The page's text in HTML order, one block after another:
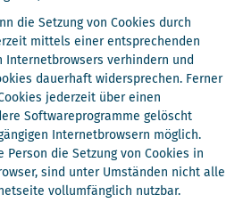
die Setzung von Cookies durch
mittels einer entsprechenden
Internetbrowsers verhindern und
dauerhaft widersprechen. Ferner
jederzeit über einen
Softwareprogramme gelöscht
Internetbrowsern möglich.
die Setzung von Cookies in
sind unter Umständen nicht alle
vollumfänglich nutzbar.